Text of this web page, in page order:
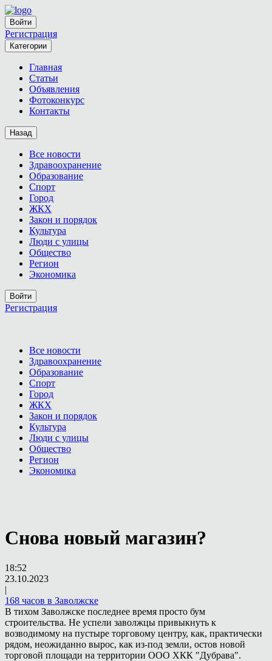
Войти
Регистрация
Категории
Главная
Статьи
Объявления
Фотоконкурс
Контакты
Назад
Все новости
Здравоохранение
Образование
Спорт
Город
ЖКХ
Закон и порядок
Культура
Люди с улицы
Общество
Регион
Экономика
Войти
Регистрация
Все новости
Здравоохранение
Образование
Спорт
Город
ЖКХ
Закон и порядок
Культура
Люди с улицы
Общество
Регион
Экономика
Снова новый магазин?
18:52
23.10.2023
|
168 часов в Заволжске
В тихом Заволжске последнее время просто бум
строительства. Не успели заволжцы привыкнуть к
возводимому на пустыре торговому центру, как, практически
рядом, неожиданно вырос, как из-под земли, остов новой
торговой площади на территории ООО ХКК "Дубрава".